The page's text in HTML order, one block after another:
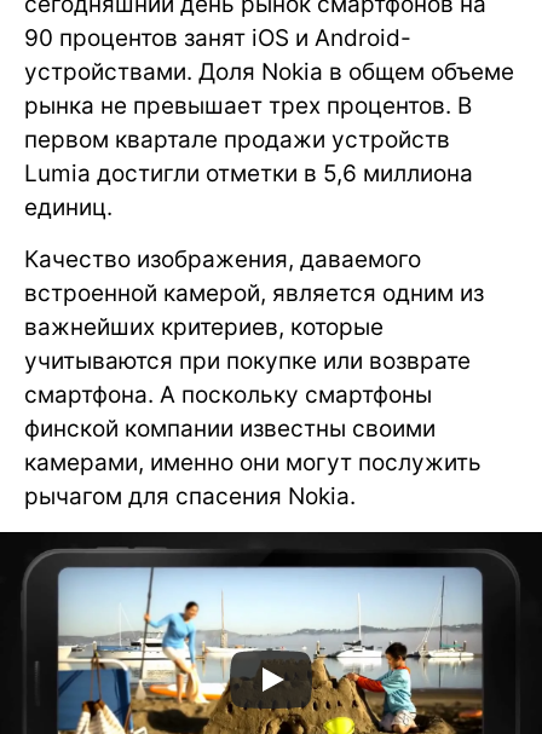
90 процентов занят iOS и Android-
устройствами. Доля Nokia в общем объеме
рынка не превышает трех процентов. В
первом квартале продажи устройств
Lumia достигли отметки в 5,6 миллиона
единиц.
Качество изображения, даваемого
встроенной камерой, является одним из
важнейших критериев, которые
учитываются при покупке или возврате
смартфона. А поскольку смартфоны
финской компании известны своими
камерами, именно они могут послужить
рычагом для спасения Nokia.